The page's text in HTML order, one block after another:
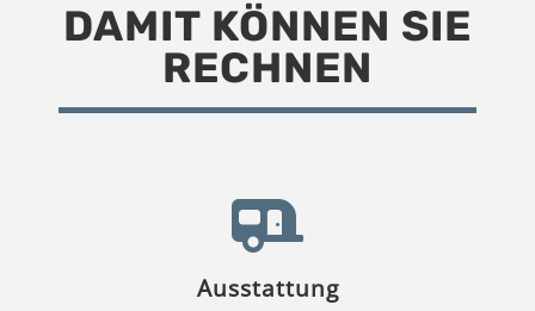
DAMIT KÖNNEN SIE
RECHNEN
Ausstattung